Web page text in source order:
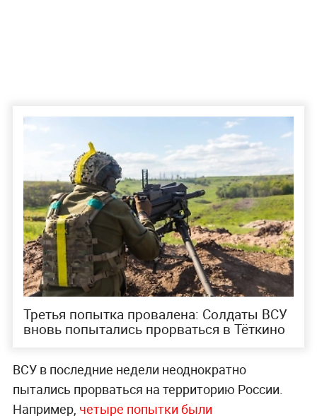
Третья попытка провалена: Солдаты ВСУ
вновь попытались прорваться в Тёткино
ВСУ в последние недели неоднократно
пытались прорваться на территорию России.
Например, четыре попытки были